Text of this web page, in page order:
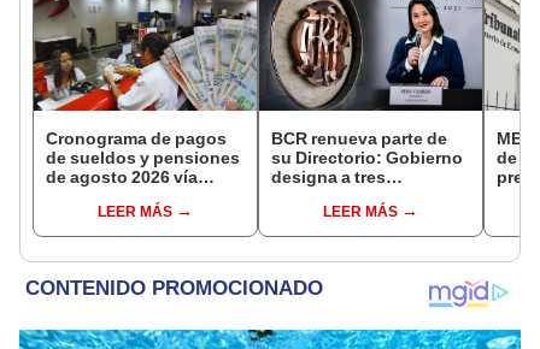
Cronograma de pagos
de sueldos y pensiones
de agosto 2026 vía
conoce las fechas de
depósito
LEER MÁS
BCR renueva parte de
su Directorio: Gobierno
designa a tres
EjecutivoLEER MÁS
MEF
de la